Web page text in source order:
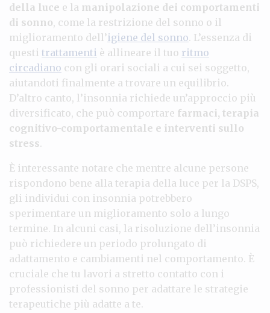
della luce e la manipolazione dei comportamenti
di sonno, come la restrizione del sonno o il
miglioramento dell’igiene del sonno. L’essenza di
questi trattamenti è allineare il tuo ritmo
circadiano con gli orari sociali a cui sei soggetto,
aiutandoti finalmente a trovare un equilibrio.
D’altro canto, l’insonnia richiede un’approccio più
diversificato, che può comportare farmaci, terapia
cognitivo-comportamentale e interventi sullo
stress.
È interessante notare che mentre alcune persone
rispondono bene alla terapia della luce per la DSPS,
gli individui con insonnia potrebbero
sperimentare un miglioramento solo a lungo
termine. In alcuni casi, la risoluzione dell’insonnia
può richiedere un periodo prolungato di
adattamento e cambiamenti nel comportamento. È
cruciale che tu lavori a stretto contatto con i
professionisti del sonno per adattare le strategie
terapeutiche più adatte a te.